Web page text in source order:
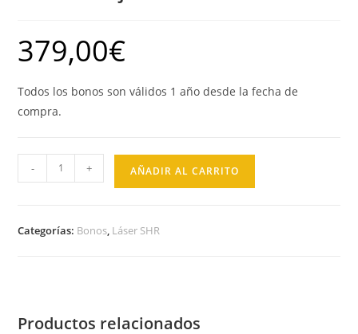
379,00€
Todos los bonos son válidos 1 año desde la fecha de
compra.
- + AÑADIR AL CARRITO
Categorías: Bonos, Láser SHR
Productos relacionados